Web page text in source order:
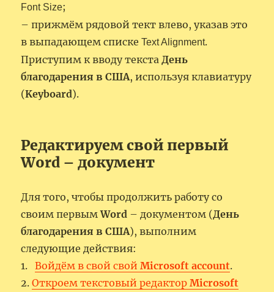
Font Size;
– прижмём рядовой тект влево, указав это
в выпадающем спискеText Alignment.
Приступим к вводу текстаДень
благодарения в США, используя клавиатуру
(Keyboard).
Редактируем свой первый
Word – документ
Для того, чтобы продолжить работу со
своим первымWord – документом (День
благодарения в США), выполним
следующие действия:
1.Войдём в свой свойMicrosoft account.
2.Откроем текстовый редакторMicrosoft